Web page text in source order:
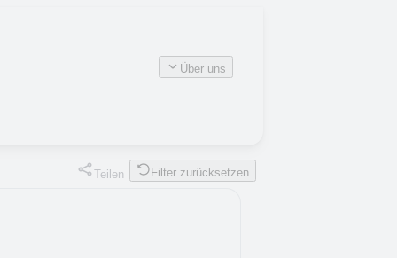
Über uns
Teilen Filter zurücksetzen